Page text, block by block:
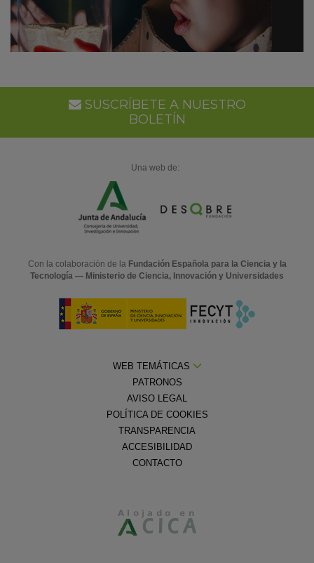
SUSCRÍBETE A NUESTRO
BOLETÍN
Una web de:
Con la colaboración de la Fundación Española para la Ciencia y la
Tecnología — Ministerio de Ciencia, Innovación y Universidades
WEB TEMÁTICAS
PATRONOS
AVISO LEGAL
POLÍTICA DE COOKIES
TRANSPARENCIA
ACCESIBILIDAD
CONTACTO